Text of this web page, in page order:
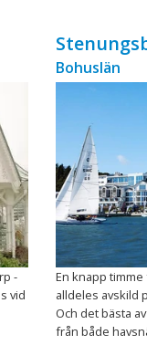
-
vid
Bohuslän
En knapp
alldeles avskild
Och det bästa
från både